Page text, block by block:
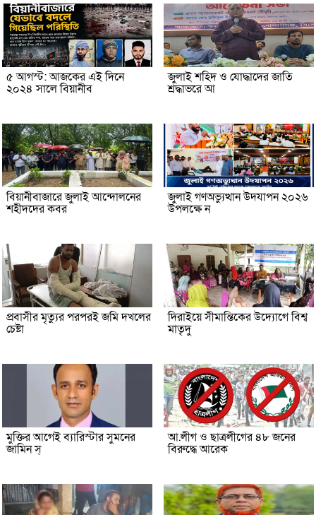
৫ আগস্ট: আজকের এই দিনে
২০২৪ সালে বিয়ানীব
জুলাই শহিদ ও যোদ্ধাদের জাতি
শ্রদ্ধাভরে আ
বিয়ানীবাজারে জুলাই আন্দোলনের
শহীদদের কবর
জুলাই গণঅভ্যুত্থান উদযাপন ২০২৬
উপলক্ষে ন
প্রবাসীর মৃত্যুর পরপরই জমি দখলের
চেষ্টা
দিরাইয়ে সীমান্তিকের উদ্যোগে বিশ্ব
মাতৃদু
মুক্তির আগেই ব্যারিস্টার সুমনের
জামিন স্
আ.লীগ ও ছাত্রলীগের ৪৮ জনের
বিরুদ্ধে আরেক